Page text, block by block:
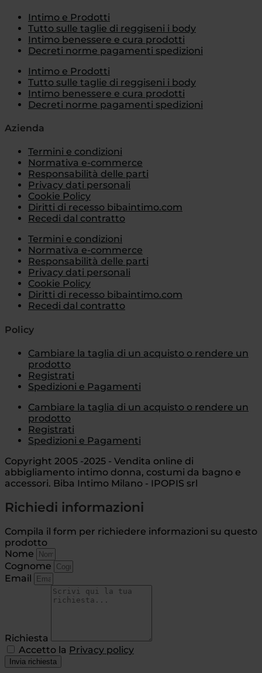
Intimo e Prodotti
Tutto sulle taglie di reggiseni i body
Intimo benessere e cura prodotti
Decreti norme pagamenti spedizioni
Intimo e Prodotti
Tutto sulle taglie di reggiseni i body
Intimo benessere e cura prodotti
Decreti norme pagamenti spedizioni
Azienda
Termini e condizioni
Normativa e-commerce
Responsabilità delle parti
Privacy dati personali
Cookie Policy
Diritti di recesso bibaintimo.com
Recedi dal contratto
Termini e condizioni
Normativa e-commerce
Responsabilità delle parti
Privacy dati personali
Cookie Policy
Diritti di recesso bibaintimo.com
Recedi dal contratto
Policy
Cambiare la taglia di un acquisto o rendere un
prodotto
Registrati
Spedizioni e Pagamenti
Cambiare la taglia di un acquisto o rendere un
prodotto
Registrati
Spedizioni e Pagamenti
Copyright 2005 -2025 - Vendita online di
abbigliamento intimo donna, costumi da bagno e
accessori. Biba Intimo Milano - IPOPIS srl
Richiedi informazioni
Compila il form per richiedere informazioni su questo
prodotto
Nome
Cognome
Email
Richiesta
Accetto la Privacy policy
Invia richiesta